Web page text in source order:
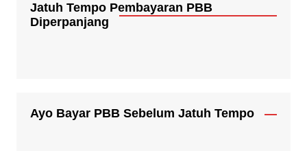
Jatuh Tempo Pembayaran PBB
Diperpanjang
Ayo Bayar PBB Sebelum Jatuh Tempo